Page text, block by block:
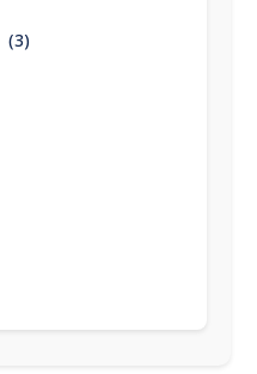
(3)